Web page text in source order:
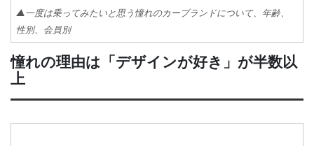
▲一度は乗ってみたいと思う憧れのカーブランドについて、年齢、
性別、会員別
憧れの理由は「デザインが好き」が半数以
上